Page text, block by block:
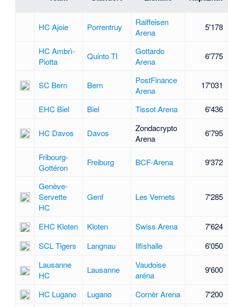
HC Ajoie Porrentruy
Raiffeisen
Arena
5'178
HC Ambrì-
Piotta
Quinto TI
Gottardo
Arena
6'775
SC Bern Bern
PostFinance
Arena
17'031
EHC Biel Biel Tissot Arena 6'436
HC Davos Davos
Zondacrypto
Arena
6'795
Fribourg-
Gottéron
Freiburg BCF-Arena 9'372
Genève-
Servette
HC
Genf Les Vernets 7'285
EHC Kloten Kloten Swiss Arena
7'624
SCL Tigers
Langnau Ilfishalle
6'050
Lausanne
HC
Lausanne
Vaudoise
aréna
9'600
HC Lugano Lugano Cornèr Arena
7'200